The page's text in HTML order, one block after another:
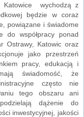
Katowice wychodzą z
będzie w coraz
powiązane i świadome
do współpracy ponad
Ostrawy, Katowic oraz
jako przestrzeń
pracy, edukacją i
świadomość, że
często nie
tego obszaru ani
dążenie do
inwestycyjnej, jakości